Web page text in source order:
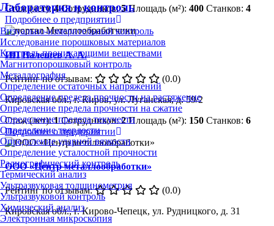
Лаборатория и контроль
Визуально-измерительный контроль
Исследование порошковых материалов
Контроль проникающими веществами
Магнитопорошковый контроль
Металлография
Определение остаточных напряжений
Определение предела прочности на растяжение
Определение предела прочности на сжатие
Определение предела текучести
Определение твердости
Определение ударной вязкости
Определение усталостной прочности
Радиографический контроль
Термический анализ
Ультразвуковая толщинометрия
Ультразвуковой контроль
Химический анализ
Электронная микроскопия
Стаж (лет):4 Сотрудников:5 Площадь (м²): 400 Станков: 4
Подробнее о предприятии
ИП Палешев А. А.
Рейтинг по отзывам:
(0.0)
Кировская обл., г. Киров, ул. Луганская, д. 59/2
Стаж (лет):1 Сотрудников:2 Площадь (м²): 150 Станков: 6
Подробнее о предприятии
ООО «Центр металлообработки»
Рейтинг по отзывам:
(0.0)
Кировская обл., г. Кирово-Чепецк, ул. Рудницкого, д. 31